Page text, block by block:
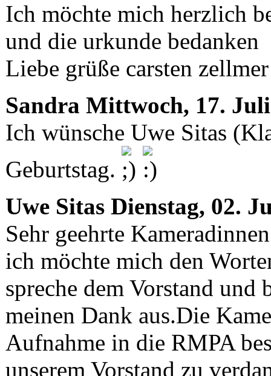
Ich möchte mich herzlich
und die urkunde bedanken
Liebe grüße carsten zellmer
Sandra Mittwoch, 17.
Ich wünsche Uwe Sitas
Geburtstag.
Uwe Sitas Dienstag, 02.
Sehr geehrte
ich möchte mich den
spreche dem Vorstand und
meinen Dank aus.Die
Aufnahme in die RMPA
unserem Vorstand zu